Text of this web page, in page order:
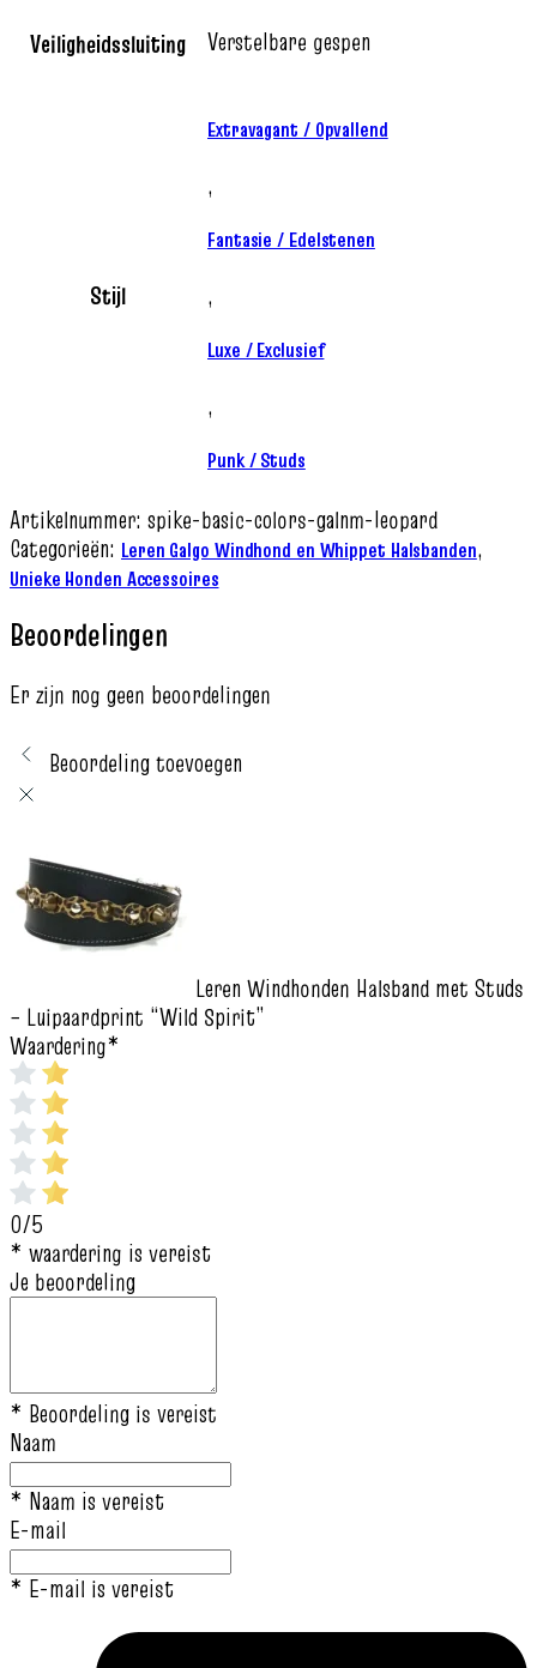
Veiligheidssluiting Verstelbare gespen
Stijl
Extravagant / Opvallend
,
Fantasie / Edelstenen
,
Luxe / Exclusief
,
Punk / Studs
Artikelnummer: spike-basic-colors-galnm-leopard
Categorieën: Leren Galgo Windhond en Whippet Halsbanden,
Unieke Honden Accessoires
Beoordelingen
Er zijn nog geen beoordelingen
Beoordeling toevoegen
Leren Windhonden Halsband met Studs
– Luipaardprint “Wild Spirit”
Waardering*
0/5
* waardering is vereist
Je beoordeling
* Beoordeling is vereist
Naam
* Naam is vereist
E-mail
* E-mail is vereist